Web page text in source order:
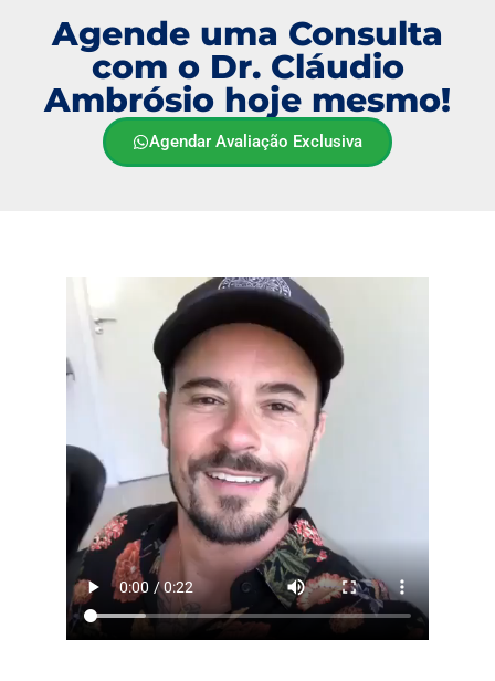
Agende uma Consulta
com o Dr. Cláudio
Ambrósio hoje mesmo!
Agendar Avaliação Exclusiva